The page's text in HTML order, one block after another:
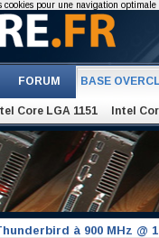
FORUM BASE
Core LGA 1151 Intel
à 900 MHz @
cookies pour une navigation